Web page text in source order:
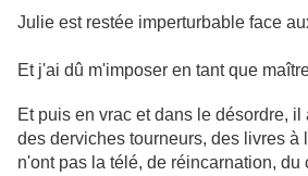
Julie est restée imperturbable face
Et j'ai dû m'imposer en tant que
Et puis en vrac et dans le désordre, il
des derviches tourneurs, des livres à
n'ont pas la télé, de réincarnation, du